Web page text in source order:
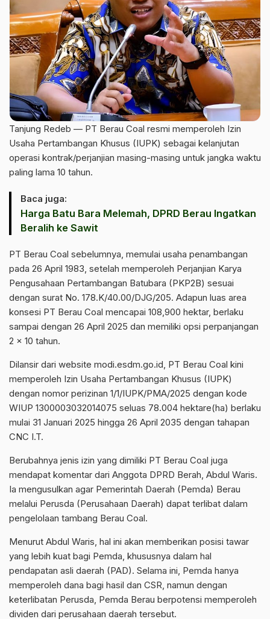
Tanjung Redeb — PT Berau Coal resmi memperoleh Izin
Usaha Pertambangan Khusus (IUPK) sebagai kelanjutan
operasi kontrak/perjanjian masing-masing untuk jangka waktu
paling lama 10 tahun.
Baca juga:
Harga Batu Bara Melemah, DPRD Berau Ingatkan
Beralih ke Sawit
PT Berau Coal sebelumnya, memulai usaha penambangan
pada 26 April 1983, setelah memperoleh Perjanjian Karya
Pengusahaan Pertambangan Batubara (PKP2B) sesuai
dengan surat No. 178.K/40.00/DJG/205. Adapun luas area
konsesi PT Berau Coal mencapai 108,900 hektar, berlaku
sampai dengan 26 April 2025 dan memiliki opsi perpanjangan
2 x 10 tahun.
Dilansir dari website modi.esdm.go.id, PT Berau Coal kini
memperoleh Izin Usaha Pertambangan Khusus (IUPK)
dengan nomor perizinan 1/1/IUPK/PMA/2025 dengan kode
WIUP 1300003032014075 seluas 78.004 hektare(ha) berlaku
mulai 31 Januari 2025 hingga 26 April 2035 dengan tahapan
CNC I.T.
Berubahnya jenis izin yang dimiliki PT Berau Coal juga
mendapat komentar dari Anggota DPRD Berah, Abdul Waris.
Ia mengusulkan agar Pemerintah Daerah (Pemda) Berau
melalui Perusda (Perusahaan Daerah) dapat terlibat dalam
pengelolaan tambang Berau Coal.
Menurut Abdul Waris, hal ini akan memberikan posisi tawar
yang lebih kuat bagi Pemda, khususnya dalam hal
pendapatan asli daerah (PAD). Selama ini, Pemda hanya
memperoleh dana bagi hasil dan CSR, namun dengan
keterlibatan Perusda, Pemda Berau berpotensi memperoleh
dividen dari perusahaan daerah tersebut.